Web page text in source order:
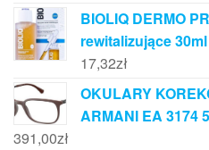
BIOLIQ DERMO
rewitalizujące 30ml
17,32zł
OKULARY
ARMANI EA 3174
391,00zł